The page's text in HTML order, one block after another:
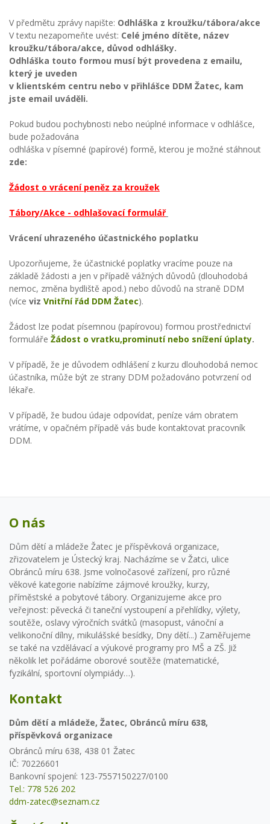
V předmětu zprávy napište: Odhláška z kroužku/tábora/akce
V textu nezapomeňte uvést: Celé jméno dítěte, název
kroužku/tábora/akce, důvod odhlášky.
Odhláška touto formou musí být provedena z emailu,
který je uveden
v klientském centru nebo v přihlášce DDM Žatec, kam
jste email uváděli.
Pokud budou pochybnosti nebo neúplné informace v odhlášce,
bude požadována
odhláška v písemné (papírové) formě, kterou je možné stáhnout
zde:
Žádost o vrácení peněz za kroužek
Tábory/Akce - odhlašovací formulář
Vrácení uhrazeného účastnického poplatku
Upozorňujeme, že účastnické poplatky vracíme pouze na
základě žádosti a jen v případě vážných důvodů (dlouhodobá
nemoc, změna bydliště apod.) nebo důvodů na straně DDM
(více viz Vnitřní řád DDM Žatec).
Žádost lze podat písemnou (papírovou) formou prostřednictví
formuláře Žádost o vratku,prominutí nebo snížení úplaty.
V případě, že je důvodem odhlášení z kurzu dlouhodobá nemoc
účastníka, může být ze strany DDM požadováno potvrzení od
lékaře.
V případě, že budou údaje odpovídat, peníze vám obratem
vrátíme, v opačném případě vás bude kontaktovat pracovník
DDM.
O nás
Dům dětí a mládeže Žatec je příspěvková organizace,
zřizovatelem je Ústecký kraj. Nacházíme se v Žatci, ulice
Obránců míru 638. Jsme volnočasové zařízení, pro různé
věkové kategorie nabízíme zájmové kroužky, kurzy,
příměstské a pobytové tábory. Organizujeme akce pro
veřejnost: pěvecká či taneční vystoupení a přehlídky, výlety,
soutěže, oslavy výročních svátků (masopust, vánoční a
velikonoční dílny, mikulášské besídky, Dny dětí...) Zaměřujeme
se také na vzdělávací a výukové programy pro MŠ a ZŠ. Již
několik let pořádáme oborové soutěže (matematické,
fyzikální, sportovní olympiády…).
Kontakt
Dům dětí a mládeže, Žatec, Obránců míru 638,
příspěvková organizace
Obránců míru 638, 438 01 Žatec
IČ: 70226601
Bankovní spojení: 123-7557150227/0100
Tel.: 778 526 202
ddm-zatec@seznam.cz